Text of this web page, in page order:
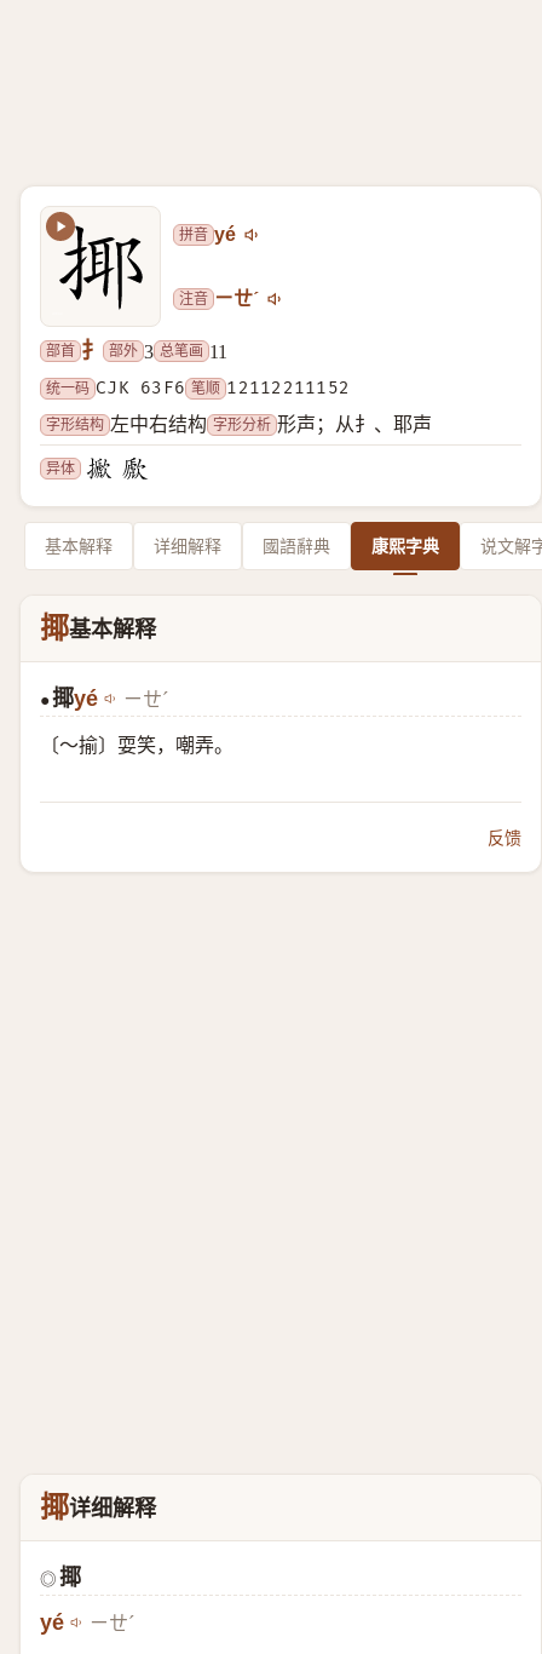
拼音 yé
注音 ㄧㄝˊ
部首 扌 部外 3 总笔画 11
统一码 CJK 63F6 笔顺 12112211152
字形结构 左中右结构 字形分析 形声；从扌、耶声
异体
基本解释 详细解释 國語辭典 康熙字典 说文解
揶基本解释
●揶yé ㄧㄝˊ
〔～揄〕耍笑，嘲弄。
反馈
揶详细解释
◎ 揶
yé
ㄧㄝˊ